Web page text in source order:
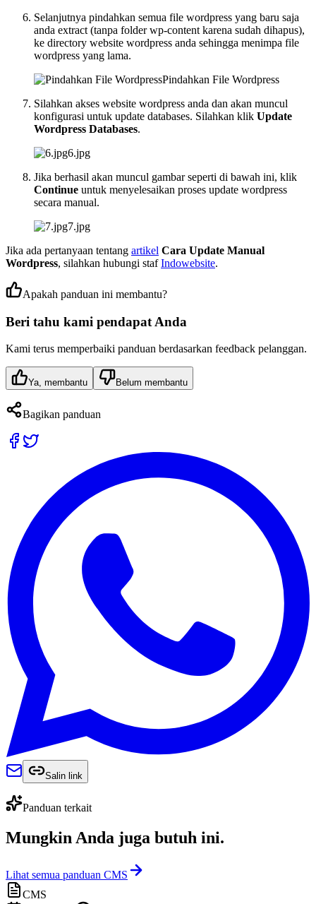
Selanjutnya pindahkan semua file wordpress yang baru saja
anda extract (tanpa folder wp-content karena sudah dihapus),
ke directory website wordpress anda sehingga menimpa file
wordpress yang lama.
Pindahkan File Wordpress
Silahkan akses website wordpress anda dan akan muncul
konfigurasi untuk update databases. Silahkan klik Update
Wordpress Databases.
6.jpg
Jika berhasil akan muncul gambar seperti di bawah ini, klik
Continue untuk menyelesaikan proses update wordpress
secara manual.
7.jpg
Jika ada pertanyaan tentang artikel Cara Update Manual
Wordpress, silahkan hubungi stafIndowebsite.
Apakah panduan ini membantu?
Beri tahu kami pendapat Anda
Kami terus memperbaiki panduan berdasarkan feedback pelanggan.
Ya, membantu Belum membantu
Bagikan panduan
Salin link
Panduan terkait
Mungkin Anda juga butuh ini.
Lihat semua panduan CMS
CMS